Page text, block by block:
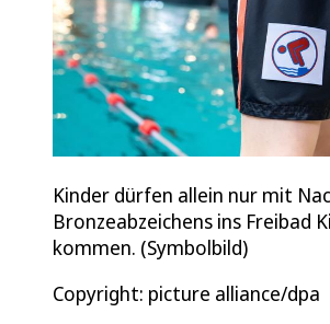
Kinder dürfen allein nur mit
Bronzeabzeichens ins Freibad
kommen. (Symbolbild)
Copyright: picture alliance/dpa